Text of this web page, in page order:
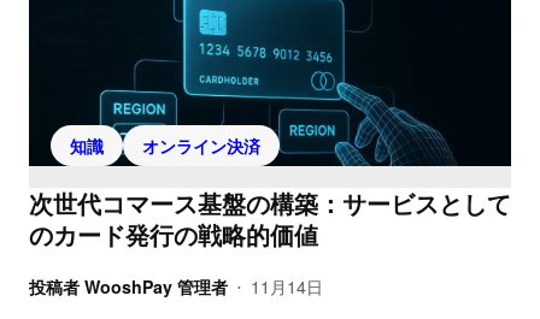
知識 オンライン決済
次世代コマース基盤の構築：サービスとして
のカード発行の戦略的価値
投稿者 WooshPay 管理者 • 11月14日